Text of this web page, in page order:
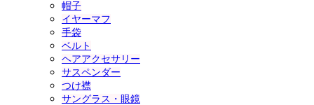
帽子
イヤーマフ
手袋
ベルト
ヘアアクセサリー
サスペンダー
つけ襟
サングラス・眼鏡